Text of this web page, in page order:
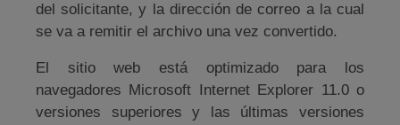
del solicitante, y la dirección de correo a la cual
se va a remitir el archivo una vez convertido.
El sitio web está optimizado para los
navegadores Microsoft Internet Explorer 11.0 o
versiones superiores y las últimas versiones